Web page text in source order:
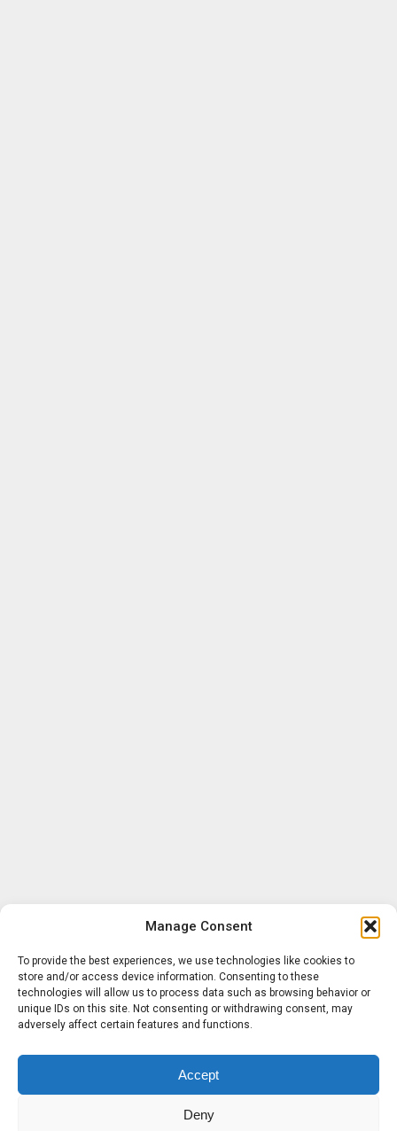
Manage Consent
To provide the best experiences, we use technologies like cookies to
store and/or access device information. Consenting to these
technologies will allow us to process data such as browsing behavior or
unique IDs on this site. Not consenting or withdrawing consent, may
adversely affect certain features and functions.
Accept
Deny